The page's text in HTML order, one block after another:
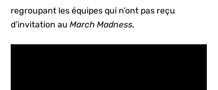
regroupant les équipes qui n’ont pas reçu
d’invitation auMarch Madness.